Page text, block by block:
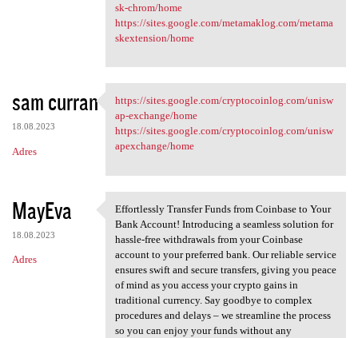
sk-chrom/home
https://sites.google.com/metamaklog.com/metama
skextension/home
sam curran
18.08.2023
Adres
https://sites.google.com
https://sites.google.com/cryptocoinlog.com/unisw
ap-exchange/home
https://sites.google.com/cryptocoinlog.com/unisw
apexchange/home
MayEva
18.08.2023
Adres
Effortlessly Transfer Funds
Effortlessly Transfer Funds from Coinbase to Your
Bank Account! Introducing a seamless solution for
hassle-free withdrawals from your Coinbase
account to your preferred bank. Our reliable service
ensures swift and secure transfers, giving you peace
of mind as you access your crypto gains in
traditional currency. Say goodbye to complex
procedures and delays – we streamline the process
so you can enjoy your funds without any